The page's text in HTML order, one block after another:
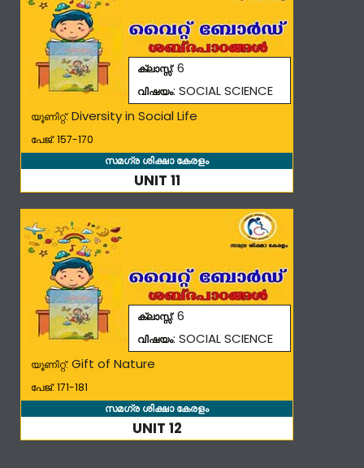
ക്ലാസ്സ്: 6
വിഷയം: SOCIAL SCIENCE
യൂണിറ്റ്: Diversity in Social Life
പേജ്: 157-170
സമഗ്ര ശിക്ഷാ കേരളം
UNIT 11
ക്ലാസ്സ്: 6
വിഷയം: SOCIAL SCIENCE
യൂണിറ്റ്: Gift of Nature
പേജ്: 171-181
സമഗ്ര ശിക്ഷാ കേരളം
UNIT 12